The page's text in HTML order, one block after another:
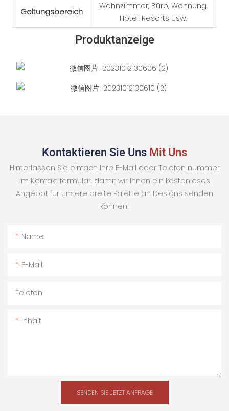
Geltungsbereich
Wohnzimmer, Büro, Wohnung,
Hotel, Resorts usw.
Produktanzeige
Kontaktieren Sie UnsMit Uns
Hinterlassen Sie einfach Ihre E-Mail oder Telefon nummer
im Kontakt formular, damit wir Ihnen ein kostenloses
Angebot für unsere breite Palette an Designs senden
können!
Name
E-Mail
Telefon
Inhalt
SENDEN SIE JETZT ANFRAGE